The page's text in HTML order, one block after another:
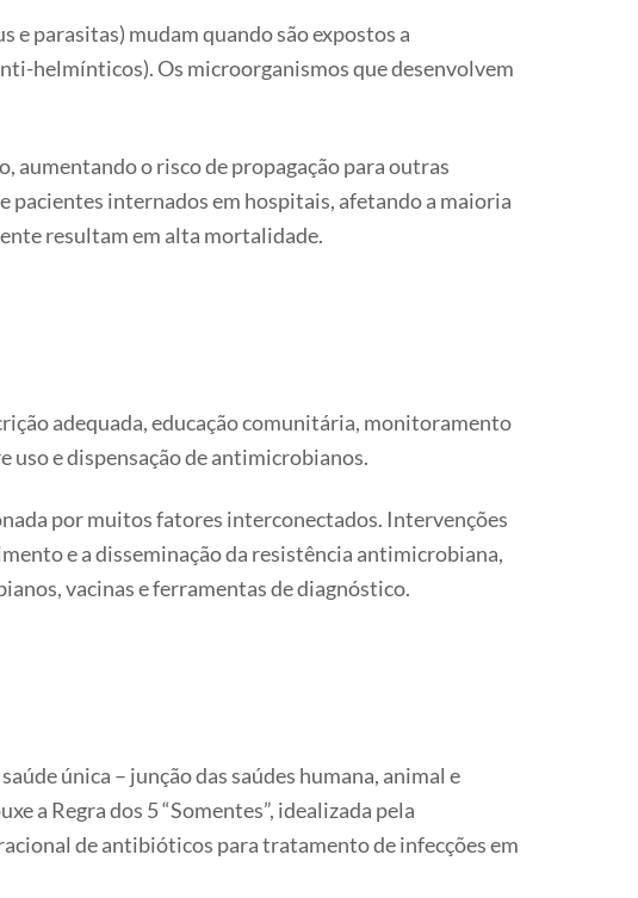
parasitas) mudam quando são expostos a
helmínticos). Os microorganismos que desenvolvem
aumentando o risco de propagação para outras
internados em hospitais, afetando a maioria
resultam em alta mortalidade.
adequada, educação comunitária, monitoramento
uso e dispensação de antimicrobianos.
por muitos fatores interconectados. Intervenções
e a disseminação da resistência antimicrobiana,
vacinas e ferramentas de diagnóstico.
única – junção das saúdes humana, animal e
a Regra dos 5 “Somentes”, idealizada pela
de antibióticos para tratamento de infecções em